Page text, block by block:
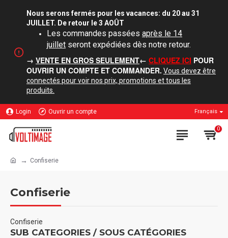
Nous serons fermés pour les vacances: du 20 au 31
JUILLET. De retour le 3 AOÛT
Les commandes passées après le 14
juillet seront expédiées dès notre retour.
→ VENTE EN GROS SEULEMENT← CLIQUEZ ICI POUR
OUVRIR UN COMPTE ET COMMANDER. Vous devez être
connectés pour voir nos prix, promotions et tous les
produits.
Login Ouvrir un compte Français
0
Confiserie
Confiserie
Confiserie
SUB CATEGORIES / SOUS CATÉGORIES